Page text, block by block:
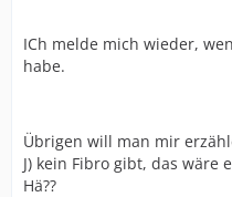
ICh melde mich wieder,
habe.
Übrigen will man mir
J) kein Fibro gibt, das wäre
Hä??